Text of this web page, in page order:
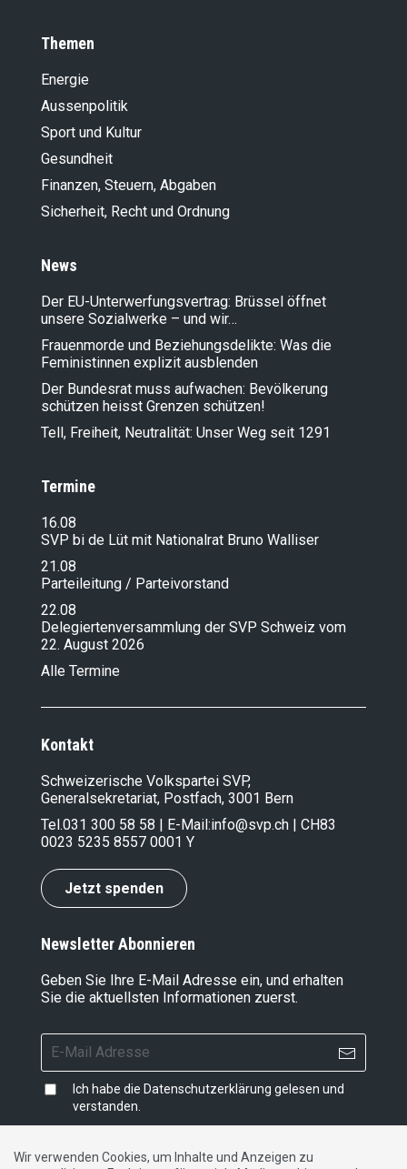
Themen
Energie
Aussenpolitik
Sport und Kultur
Gesundheit
Finanzen, Steuern, Abgaben
Sicherheit, Recht und Ordnung
News
Der EU-Unterwerfungsvertrag: Brüssel öffnet
unsere Sozialwerke – und wir…
Frauenmorde und Beziehungsdelikte: Was die
Feministinnen explizit ausblenden
Der Bundesrat muss aufwachen: Bevölkerung
schützen heisst Grenzen schützen!
Tell, Freiheit, Neutralität: Unser Weg seit 1291
Termine
16.08
SVP bi de Lüt mit Nationalrat Bruno Walliser
21.08
Parteileitung / Parteivorstand
22.08
Delegiertenversammlung der SVP Schweiz vom
22. August 2026
Alle Termine
Kontakt
Schweizerische Volkspartei SVP,
Generalsekretariat, Postfach, 3001 Bern
Tel.031 300 58 58 | E-Mail:info@svp.ch | CH83
0023 5235 8557 0001 Y
Jetzt spenden
Newsletter Abonnieren
Geben Sie Ihre E-Mail Adresse ein, und erhalten
Sie die aktuellsten Informationen zuerst.
Ich habe die Datenschutzerklärung gelesen und
verstanden.
Wir verwenden Cookies, um Inhalte und Anzeigen zu